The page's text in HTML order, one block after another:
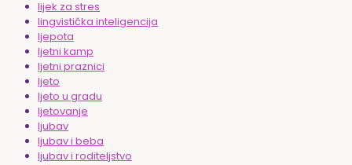
lijek za stres
lingvistička inteligencija
ljepota
ljetni kamp
ljetni praznici
ljeto
ljeto u gradu
ljetovanje
ljubav
ljubav i beba
ljubav i roditeljstvo